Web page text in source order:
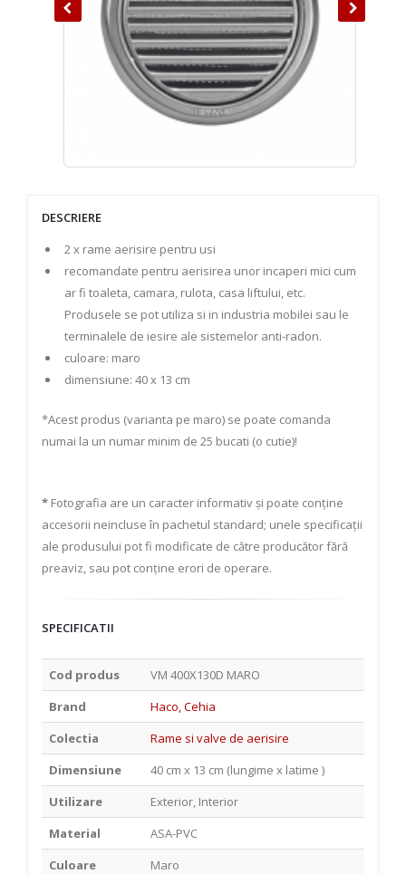
DESCRIERE
2 x rame aerisire pentru usi
recomandate pentru aerisirea unor incaperi mici cum
ar fi toaleta, camara, rulota, casa liftului, etc.
Produsele se pot utiliza si in industria mobilei sau le
terminalele de iesire ale sistemelor anti-radon.
culoare: maro
dimensiune: 40 x 13 cm
*Acest produs (varianta pe maro) se poate comanda
numai la un numar minim de 25 bucati (o cutie)!
* Fotografia are un caracter informativ și poate conține
accesorii neincluse în pachetul standard; unele specificații
ale produsului pot fi modificate de către producător fără
preaviz, sau pot conține erori de operare.
SPECIFICATII
Cod produs
VM 400X130D MARO
Brand
Haco, Cehia
Colectia
Rame si valve de aerisire
Dimensiune
40 cm x 13 cm (lungime x latime )
Utilizare
Exterior, Interior
Material
ASA-PVC
Culoare
Maro